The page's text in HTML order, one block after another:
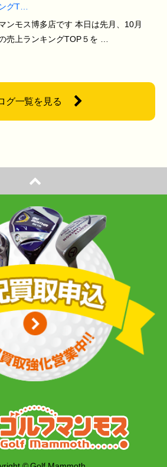
グT…
ンモス博多店です 本日は先月、10月
売上ランキングTOP５を …
グ一覧を見る